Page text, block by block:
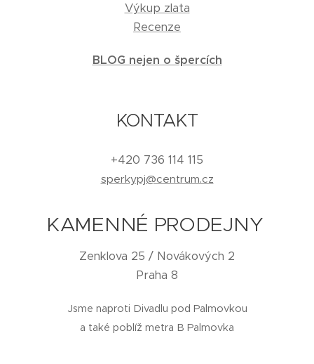
Výkup zlata
Recenze
BLOG nejen o špercích
KONTAKT
+420 736 114 115
sperkypj@centrum.cz
KAMENNÉ PRODEJNY
Zenklova 25 / Novákových 2
Praha 8
Jsme naproti Divadlu pod Palmovkou
a také poblíž metra B Palmovka